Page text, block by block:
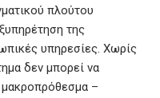
πλούτου
της
υπηρεσίες. Χωρίς
δεν μπορεί να
μακροπρόθεσμα –